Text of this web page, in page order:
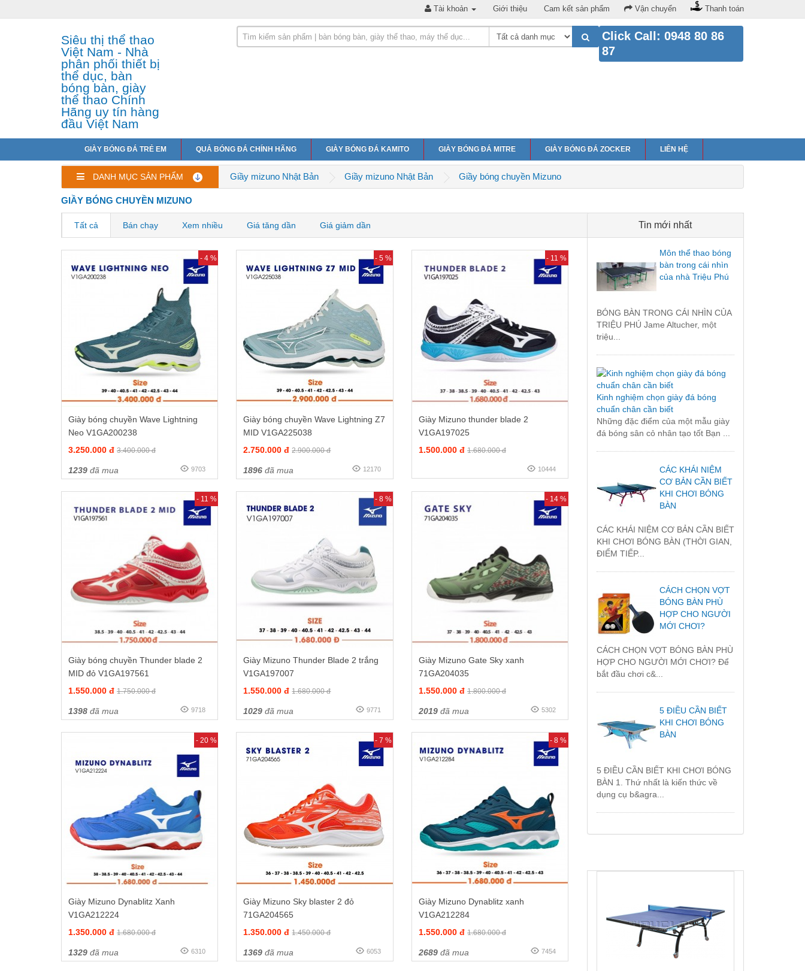
Tài khoản Giới thiệu Cam kết sản phẩm Vận chuyển Thanh toán
Siêu thị thể thao
Việt Nam - Nhà
phân phối thiết bị
thể dục, bàn
bóng bàn, giày
thể thao Chính
Hãng uy tín hàng
đầu Việt Nam
Click Call: 0948 80 86
87
GIÀY BÓNG ĐÁ TRẺ EM QUẢ BÓNG ĐÁ CHÍNH HÃNG GIÀY BÓNG ĐÁ KAMITO GIÀY BÓNG ĐÁ MITRE GIÀY BÓNG ĐÁ ZOCKER LIÊN HỆ
DANH MỤC SẢN PHẨM Giầy mizuno Nhật Bản Giầy mizuno Nhật Bản Giầy bóng chuyền Mizuno
GIẦY BÓNG CHUYỀN MIZUNO
Tất cả Bán chạy Xem nhiều Giá tăng dần Giá giảm dần
- 4 %
Giày bóng chuyền Wave Lightning
Neo V1GA200238
3.250.000 đ 3.400.000 đ
1239 đã mua 9703
- 5 %
Giày bóng chuyền Wave Lightning Z7
MID V1GA225038
2.750.000 đ 2.900.000 đ
1896 đã mua 12170
- 11 %
Giày Mizuno thunder blade 2
V1GA197025
1.500.000 đ 1.680.000 đ
10444
- 11 %
Giày bóng chuyền Thunder blade 2
MID đỏ V1GA197561
1.550.000 đ 1.750.000 đ
1398 đã mua 9718
- 8 %
Giày Mizuno Thunder Blade 2 trắng
V1GA197007
1.550.000 đ 1.680.000 đ
1029 đã mua 9771
- 14 %
Giày Mizuno Gate Sky xanh
71GA204035
1.550.000 đ 1.800.000 đ
2019đã mua 5302
- 20 %
Giày Mizuno Dynablitz Xanh
V1GA212224
1.350.000 đ 1.680.000 đ
1329 đã mua 6310
- 7 %
Giày Mizuno Sky blaster 2 đỏ
71GA204565
1.350.000 đ 1.450.000 đ
1369 đã mua 6053
- 8 %
Giày Mizuno Dynablitz xanh
V1GA212284
1.550.000 đ 1.680.000 đ
2689đã mua 7454
Tin mới nhất
Môn thể thao bóng
bàn trong cái nhìn
của nhà Triệu Phú
BÓNG BÀN TRONG CÁI NHÌN CỦA
TRIỆU PHÚ Jame Altucher, một
triệu...
Kinh nghiệm chọn giày đá bóng
chuẩn chân cần biết
Những đặc điểm của một mẫu giày
đá bóng sân cỏ nhân tạo tốt Bạn ...
CÁC KHÁI NIỆM
CƠ BẢN CẦN BIẾT
KHI CHƠI BÓNG
BÀN
CÁC KHÁI NIỆM CƠ BẢN CẦN BIẾT
KHI CHƠI BÓNG BÀN (THỜI GIAN,
ĐIỂM TIẾP...
CÁCH CHỌN VỢT
BÓNG BÀN PHÙ
HỢP CHO NGƯỜI
MỚI CHƠI?
CÁCH CHỌN VỢT BÓNG BÀN PHÙ
HỢP CHO NGƯỜI MỚI CHƠI? Để
bắt đầu chơi c&...
5 ĐIỀU CẦN BIẾT
KHI CHƠI BÓNG
BÀN
5 ĐIỀU CẦN BIẾT KHI CHƠI BÓNG
BÀN 1. Thứ nhất là kiến thức về
dụng cụ b&agra...